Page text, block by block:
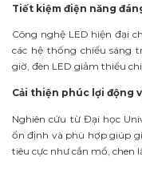
Tiết kiệm điện năng
Công nghệ LED hiện đại
các hệ thống chiếu sáng
giờ, đèn LED giảm thiểu
Cải thiện phúc lợi động
Nghiên cứu từ Đại học
ổn định và phù hợp giúp
tiêu cực như cắn mổ, chen